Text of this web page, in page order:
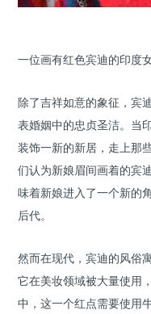
一位画有红色宾迪的印度
除了吉祥如意的象征，宾
表婚姻中的忠贞圣洁。当
装饰一新的新居，走上那
们认为新娘眉间画着的宾
味着新娘进入了一个新的
后代。
然而在现代，宾迪的风俗
它在美妆领域被大量使用
中，这一个红点需要使用